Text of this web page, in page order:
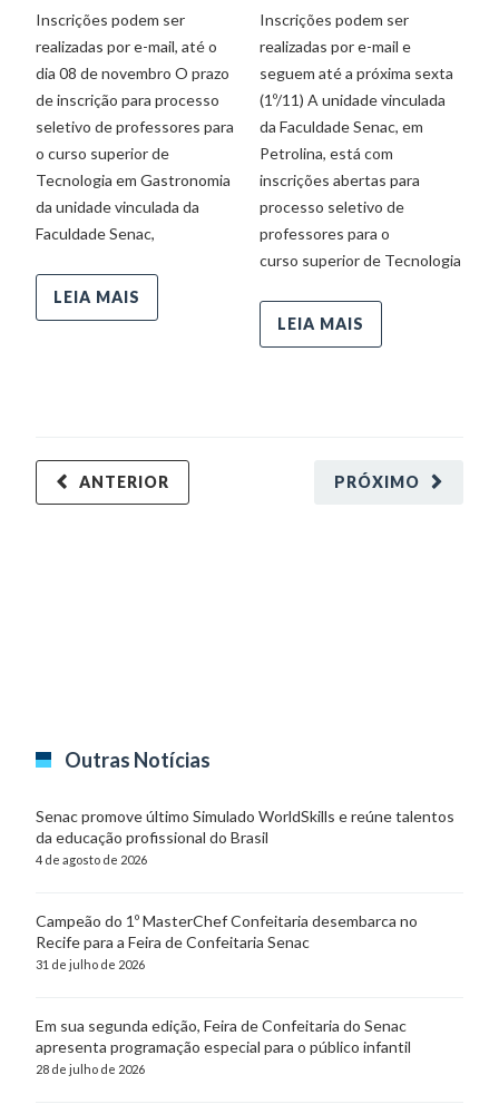
Inscrições podem ser
realizadas por e-mail, até o
dia 08 de novembro O prazo
de inscrição para processo
seletivo de professores para
o curso superior de
Tecnologia em Gastronomia
da unidade vinculada da
Faculdade Senac,
LEIA MAIS
Inscrições podem ser
realizadas por e-mail e
seguem até a próxima sexta
(1º/11) A unidade vinculada
da Faculdade Senac, em
Petrolina, está com
inscrições abertas para
processo seletivo de
professores para o
curso superior de Tecnologia
LEIA MAIS
PRÓXIMO
ANTERIOR
Outras Notícias
Senac promove último Simulado WorldSkills e reúne talentos
da educação profissional do Brasil
4 de agosto de 2026
Campeão do 1º MasterChef Confeitaria desembarca no
Recife para a Feira de Confeitaria Senac
31 de julho de 2026
Em sua segunda edição, Feira de Confeitaria do Senac
apresenta programação especial para o público infantil
28 de julho de 2026